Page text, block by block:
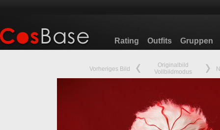
Rating Outfits Gruppen
Vorheriges Bild
Originalbild
Vollbildmodus